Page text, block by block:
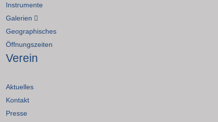
Instrumente
Galerien
Geographisches
Öffnungszeiten
Verein
Aktuelles
Kontakt
Presse